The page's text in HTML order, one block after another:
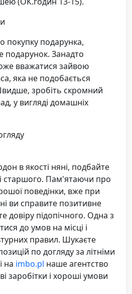
покупку подарунка,
подарунок. Занадто
вважатися зайвою
яка не подобається
зробіть скромний
у вигляді домашніх
в якості няні, подбайте
старшого. Пам'ятаючи про
поведінки, вже при
ви справите позитивне
довіру підопічного. Одна з
до умов на місці і
правил. Шукаєте
по догляду за літніми
на imbo.pl наше агентство
заробітки і хороші умови